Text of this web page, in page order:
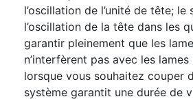
l’oscillation de l’unité de tête; le
l’oscillation de la tête dans les
garantir pleinement que les
n’interfèrent pas avec les
lorsque vous souhaitez couper
système garantit une durée de